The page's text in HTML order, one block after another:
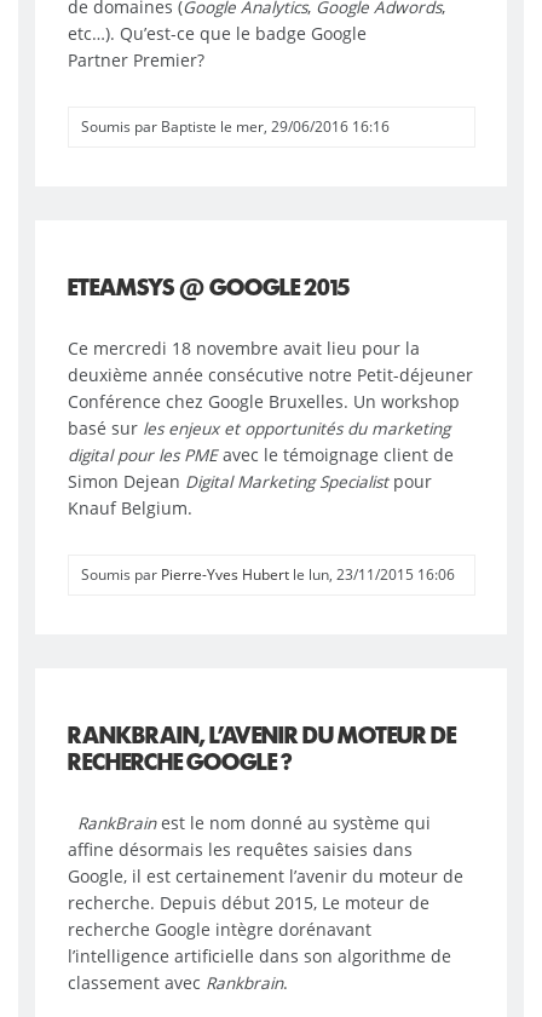
de domaines (Google Analytics, Google Adwords,
etc…). Qu’est-ce que le badge Google
Partner Premier?
Soumis par Baptiste le mer, 29/06/2016 16:16
ETEAMSYS @ GOOGLE 2015
Ce mercredi 18 novembre avait lieu pour la
deuxième année consécutive notre Petit-déjeuner
Conférence chez Google Bruxelles. Un workshop
basé sur les enjeux et opportunités du marketing
digital pour les PMEavec le témoignage client de
Simon Dejean Digital Marketing Specialistpour
Knauf Belgium.
Soumis par Pierre-Yves Hubertle lun, 23/11/2015 16:06
RANKBRAIN, L’AVENIR DU MOTEUR DE
RECHERCHE GOOGLE ?
RankBrainest le nom donné au système qui
affine désormais les requêtes saisies dans
Google, il est certainement l’avenir du moteur de
recherche. Depuis début 2015, Le moteur de
recherche Google intègre dorénavant
l’intelligence artificielle dans son algorithme de
classement avec Rankbrain.